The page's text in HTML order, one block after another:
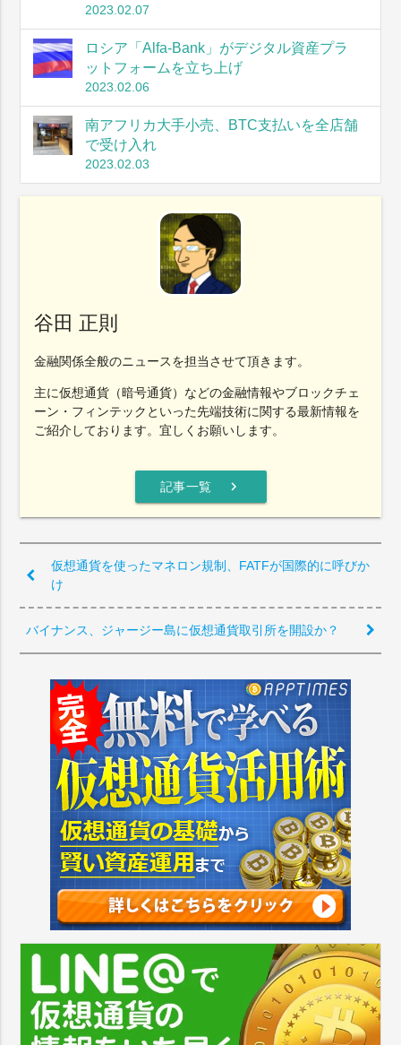
2023.02.07
ロシア「Alfa-Bank」がデジタル資産プラ
ットフォームを立ち上げ
2023.02.06
南アフリカ大手小売、BTC支払いを全店舗
で受け入れ
2023.02.03
谷田 正則
金融関係全般のニュースを担当させて頂きます。
主に仮想通貨（暗号通貨）などの金融情報やブロックチェ
ーン・フィンテックといった先端技術に関する最新情報を
ご紹介しております。宜しくお願いします。
記事一覧 chevron_right
仮想通貨を使ったマネロン規制、FATFが国際的に呼びか
け
バイナンス、ジャージー島に仮想通貨取引所を開設か？